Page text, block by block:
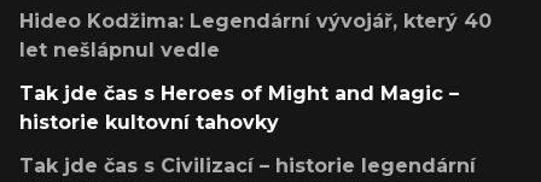
Hideo Kodžima: Legendární vývojář, který 40
let nešlápnul vedle
Tak jde čas s Heroes of Might and Magic –
historie kultovní tahovky
Tak jde čas s Civilizací – historie legendární